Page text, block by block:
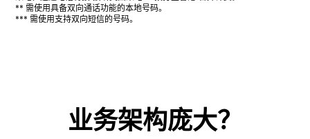
** 需使用具备双向通话功能的本地号码。
*** 需使用支持双向短信的号码。
业务架构庞大？